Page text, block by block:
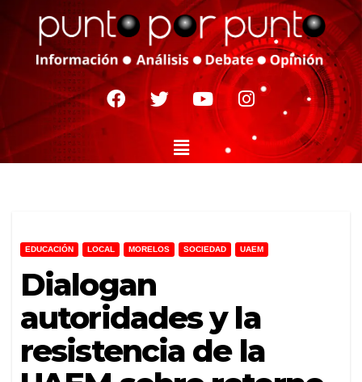
EDUCACIÓN LOCAL MORELOS SOCIEDAD UAEM
Dialogan
autoridades y la
resistencia de la